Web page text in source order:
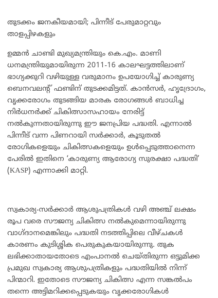
തുടക്കം ജനകീയമായി; പിന്നീട് പേരുമാറ്റവും
താളപ്പിഴകളും
ഉമ്മൻ ചാണ്ടി മുഖ്യമന്ത്രിയും കെ.എം. മാണി
ധനമന്ത്രിയുമായിരുന്ന 2011-16 കാലഘട്ടത്തിലാണ്
ഭാഗ്യക്കുറി വഴിയുള്ള വരുമാനം ഉപയോഗിച്ച് കാരുണ്യ
ബെനവലന്റ് ഫണ്ടിന് തുടക്കമിട്ടത്. കാൻസർ, ഹൃദ്രോഗം,
വൃക്കരോഗം തുടങ്ങിയ മാരക രോഗങ്ങൾ ബാധിച്ച
നിർധനർക്ക് ചികിത്സാസഹായം നേരിട്ട്
നൽകുന്നതായിരുന്നു ഈ ജനപ്രിയ പദ്ധതി. എന്നാൽ
പിന്നീട് വന്ന പിണറായി സർക്കാർ, കൂടുതൽ
രോഗികളെയും ചികിത്സകളെയും ഉൾപ്പെടുത്താനെന്ന
പേരിൽ ഇതിനെ ‘കാരുണ്യ ആരോഗ്യ സുരക്ഷാ പദ്ധതി’
(KASP) എന്നാക്കി മാറ്റി.
സ്വകാര്യ-സർക്കാർ ആശുപത്രികൾ വഴി അഞ്ച് ലക്ഷം
രൂപ വരെ സൗജന്യ ചികിത്സ നൽകുമെന്നായിരുന്നു
വാഗ്ദാനമെങ്കിലും പദ്ധതി നടത്തിപ്പിലെ വീഴ്ചകൾ
കാരണം കുടിശ്ശിക പെരുകുകയായിരുന്നു. തുക
ലഭിക്കാതായതോടെ എംപാനൽ ചെയ്തിരുന്ന ഒട്ടുമിക്ക
പ്രമുഖ സ്വകാര്യ ആശുപത്രികളും പദ്ധതിയിൽ നിന്ന്
പിന്മാറി. ഇതോടെ സൗജന്യ ചികിത്സ എന്ന സങ്കൽപം
തന്നെ അട്ടിമറിക്കപ്പെടുകയും വൃക്കരോഗികൾ